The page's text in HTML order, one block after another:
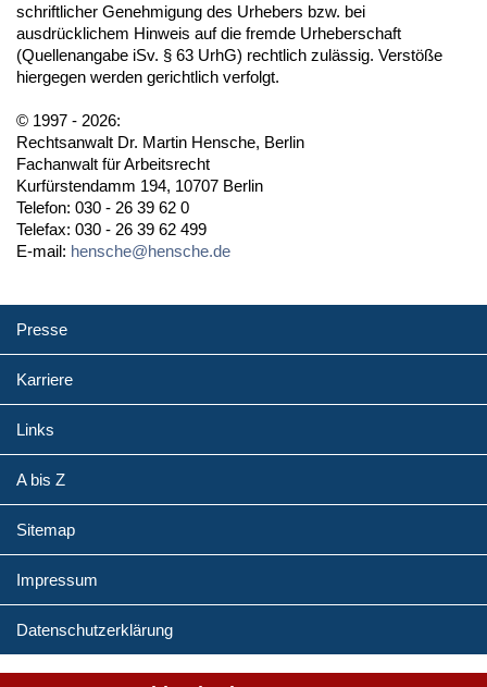
schriftlicher Genehmigung des Urhebers bzw. bei
ausdrücklichem Hinweis auf die fremde Urheberschaft
(Quellenangabe iSv. § 63 UrhG) rechtlich zulässig. Verstöße
hiergegen werden gerichtlich verfolgt.
© 1997 - 2026:
Rechtsanwalt Dr. Martin Hensche, Berlin
Fachanwalt für Arbeitsrecht
Kurfürstendamm 194, 10707 Berlin
Telefon: 030 - 26 39 62 0
Telefax: 030 - 26 39 62 499
E-mail: hensche@hensche.de
Presse
Karriere
Links
A bis Z
Sitemap
Impressum
Datenschutzerklärung